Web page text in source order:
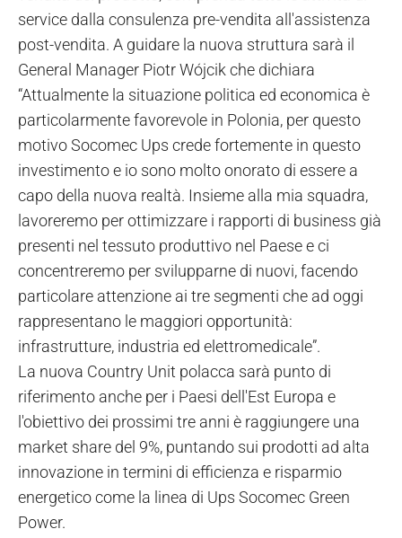
service dalla consulenza pre-vendita all'assistenza
post-vendita. A guidare la nuova struttura sarà il
General Manager Piotr Wójcik che dichiara
“Attualmente la situazione politica ed economica è
particolarmente favorevole in Polonia, per questo
motivo Socomec Ups crede fortemente in questo
investimento e io sono molto onorato di essere a
capo della nuova realtà. Insieme alla mia squadra,
lavoreremo per ottimizzare i rapporti di business già
presenti nel tessuto produttivo nel Paese e ci
concentreremo per svilupparne di nuovi, facendo
particolare attenzione ai tre segmenti che ad oggi
rappresentano le maggiori opportunità:
infrastrutture, industria ed elettromedicale”.
La nuova Country Unit polacca sarà punto di
riferimento anche per i Paesi dell'Est Europa e
l'obiettivo dei prossimi tre anni è raggiungere una
market share del 9%, puntando sui prodotti ad alta
innovazione in termini di efficienza e risparmio
energetico come la linea di Ups Socomec Green
Power.